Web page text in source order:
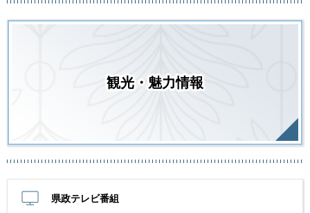
観光・魅力情報
県政テレビ番組